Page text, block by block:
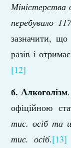
Міністерства
перебувало
зазначити,
разів і
[12]
б. Алкоголізм
офіційною
тис. осіб та
тис. осіб.[13]